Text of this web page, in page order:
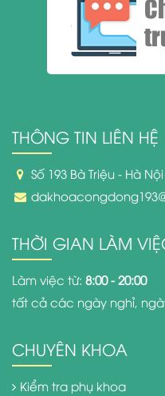
THÔNG TIN LIÊN HỆ
Số 193 Bà Triệu - Hà Nội
THỜI GIAN LÀM
Làm việc từ: 8:00 - 20:00
tất cả các ngày nghỉ,
CHUYÊN KHOA
Kiểm tra phụ khoa